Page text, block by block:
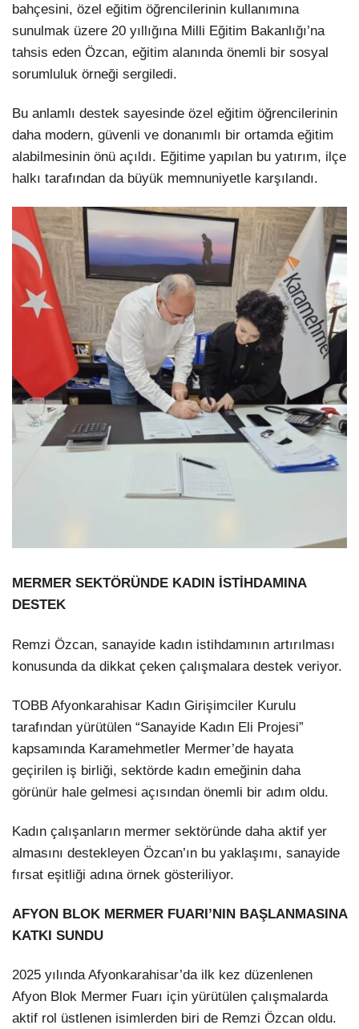
bahçesini, özel eğitim öğrencilerinin kullanımına
sunulmak üzere 20 yıllığına Milli Eğitim Bakanlığı’na
tahsis eden Özcan, eğitim alanında önemli bir sosyal
sorumluluk örneği sergiledi.
Bu anlamlı destek sayesinde özel eğitim öğrencilerinin
daha modern, güvenli ve donanımlı bir ortamda eğitim
alabilmesinin önü açıldı. Eğitime yapılan bu yatırım, ilçe
halkı tarafından da büyük memnuniyetle karşılandı.
MERMER SEKTÖRÜNDE KADIN İSTİHDAMINA
DESTEK
Remzi Özcan, sanayide kadın istihdamının artırılması
konusunda da dikkat çeken çalışmalara destek veriyor.
TOBB Afyonkarahisar Kadın Girişimciler Kurulu
tarafından yürütülen “Sanayide Kadın Eli Projesi”
kapsamında Karamehmetler Mermer’de hayata
geçirilen iş birliği, sektörde kadın emeğinin daha
görünür hale gelmesi açısından önemli bir adım oldu.
Kadın çalışanların mermer sektöründe daha aktif yer
almasını destekleyen Özcan’ın bu yaklaşımı, sanayide
fırsat eşitliği adına örnek gösteriliyor.
AFYON BLOK MERMER FUARI’NIN BAŞLANMASINA
KATKI SUNDU
2025 yılında Afyonkarahisar’da ilk kez düzenlenen
Afyon Blok Mermer Fuarı için yürütülen çalışmalarda
aktif rol üstlenen isimlerden biri de Remzi Özcan oldu.